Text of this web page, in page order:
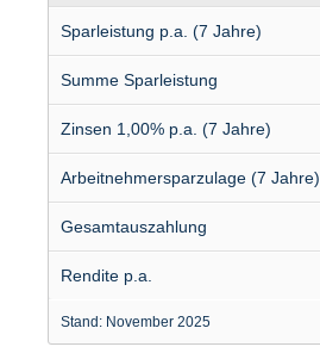
Stand: November 2025
Spar­leistung p.a. (7 Jahre)
Summe Spar­leistung
Zinsen 1,00% p.a. (7 Jahre)
Arbeitnehmer­sparzulage (7 Jahre)
Gesamt­auszahlung
Rendite p.a.